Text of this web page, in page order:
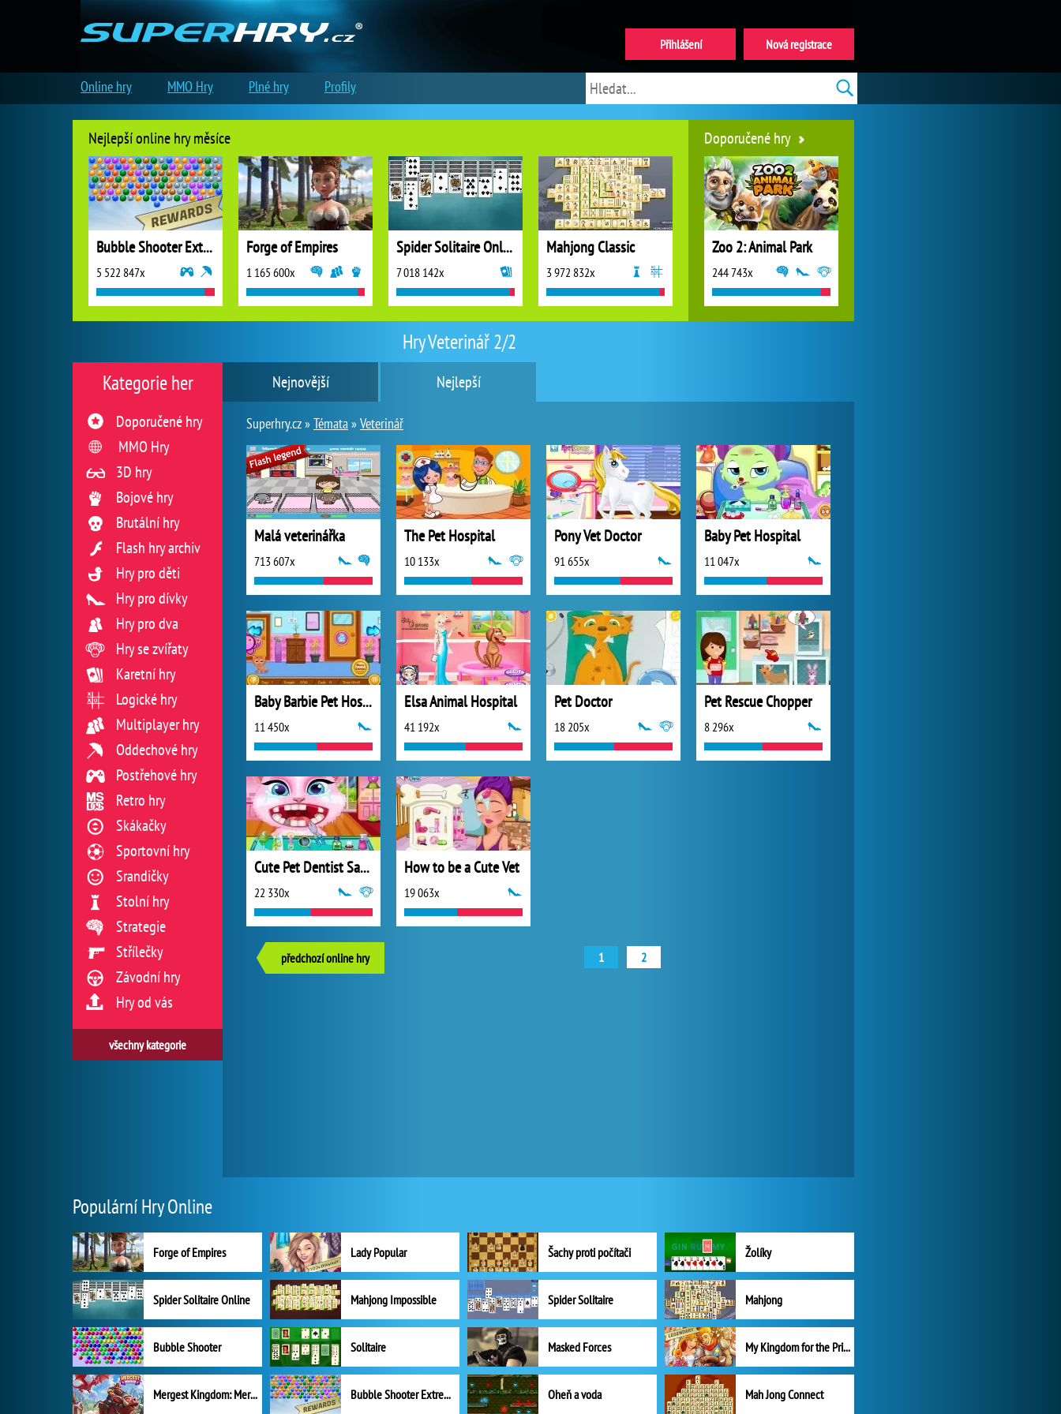
Hry Veterinář 2/2
Nejnovější Nejlepší
Superhry.cz »Témata»Veterinář
Malá veterinářka
713 607x
The Pet Hospital
10 133x
Pony Vet Doctor
91 655x
Baby Pet Hospital
11 047x
Baby Barbie Pet Hospital
11 450x
Elsa Animal Hospital
41 192x
Pet Doctor
18 205x
Pet Rescue Chopper
8 296x
Cute Pet Dentist Salon
22 330x
How to be a Cute Vet
19 063x
předchozí online hry 1 2
Kategorie her
Doporučené hry
MMO Hry
3D hry
Bojové hry
Brutální hry
Flash hry archiv
Hry pro děti
Hry pro dívky
Hry pro dva
Hry se zvířaty
Karetní hry
Logické hry
Multiplayer hry
Oddechové hry
Postřehové hry
Retro hry
Skákačky
Sportovní hry
Srandičky
Stolní hry
Strategie
Střílečky
Závodní hry
Hry od vás
všechny kategorie
Nejlepší online hry měsíce
Bubble Shooter Extreme
5 522 847x
Forge of Empires
1 165 600x
Spider Solitaire Online
7 018 142x
Mahjong Classic
3 972 832x
Doporučené hry
Zoo 2: Animal Park
244 743x
World of Tanks
My Free Zoo
Populární Hry Online
Forge of Empires Lady Popular Šachy proti počítači Žolíky
Spider Solitaire Online Mahjong Impossible Spider Solitaire Mahjong
Bubble Shooter Solitaire Masked Forces My Kingdom for the Princess Plná verze
Mergest Kingdom: Merge Puzzle Bubble Shooter Extreme Oheň a voda Mah Jong Connect
Nová registrace
Přihlášení
Online hry MMO Hry Plné hry Profily